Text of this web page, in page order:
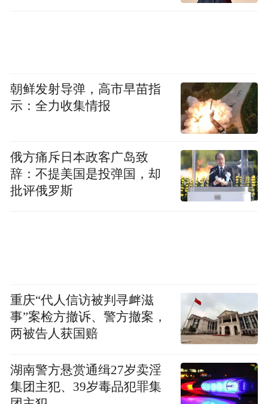
朝鲜发射导弹，高市早苗指
示：全力收集情报
俄方痛斥日本政客广岛致
辞：不提美国是投弹国，却
批评俄罗斯
重庆“代人信访被判寻衅滋
事”案检方撤诉、警方撤案，
两被告人获国赔
湖南警方悬赏通缉27岁卖淫
集团主犯、39岁毒品犯罪集